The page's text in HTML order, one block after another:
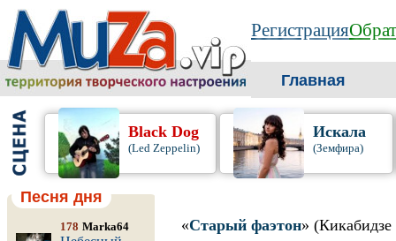
Регистрация
Главная
Black Dog
(Led Zeppelin)
Искала
(Земфира)
Песня дня
178 Marka64 «Старый фаэтон» (Кикабидзе